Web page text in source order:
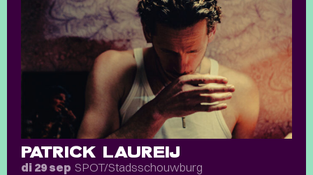
PATRICK LAUREIJ
di 29 sep SPOT/Stadsschouwburg